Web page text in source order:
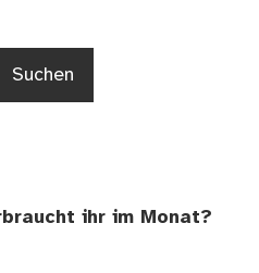
ihr im Monat?